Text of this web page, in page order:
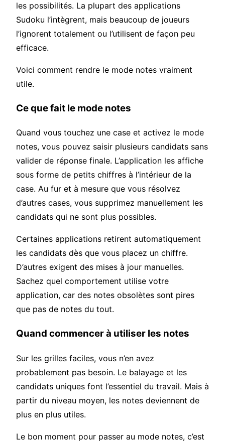
les possibilités. La plupart des applications
Sudoku l’intègrent, mais beaucoup de joueurs
l’ignorent totalement ou l’utilisent de façon peu
efficace.
Voici comment rendre le mode notes vraiment
utile.
Ce que fait le mode notes
Quand vous touchez une case et activez le mode
notes, vous pouvez saisir plusieurs candidats sans
valider de réponse finale. L’application les affiche
sous forme de petits chiffres à l’intérieur de la
case. Au fur et à mesure que vous résolvez
d’autres cases, vous supprimez manuellement les
candidats qui ne sont plus possibles.
Certaines applications retirent automatiquement
les candidats dès que vous placez un chiffre.
D’autres exigent des mises à jour manuelles.
Sachez quel comportement utilise votre
application, car des notes obsolètes sont pires
que pas de notes du tout.
Quand commencer à utiliser les notes
Sur les grilles faciles, vous n’en avez
probablement pas besoin. Le balayage et les
candidats uniques font l’essentiel du travail. Mais à
partir du niveau moyen, les notes deviennent de
plus en plus utiles.
Le bon moment pour passer au mode notes, c’est